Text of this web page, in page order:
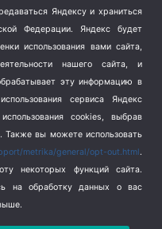
Яндексу и храниться
Федерации. Яндекс будет
использования вами сайта,
нашего сайта, и
эту информацию в
сервиса Яндекс
cookies, выбрав
Также вы можете использовать
metrika/general/opt-out.html.
некоторых функций сайта.
на обработку данных о вас